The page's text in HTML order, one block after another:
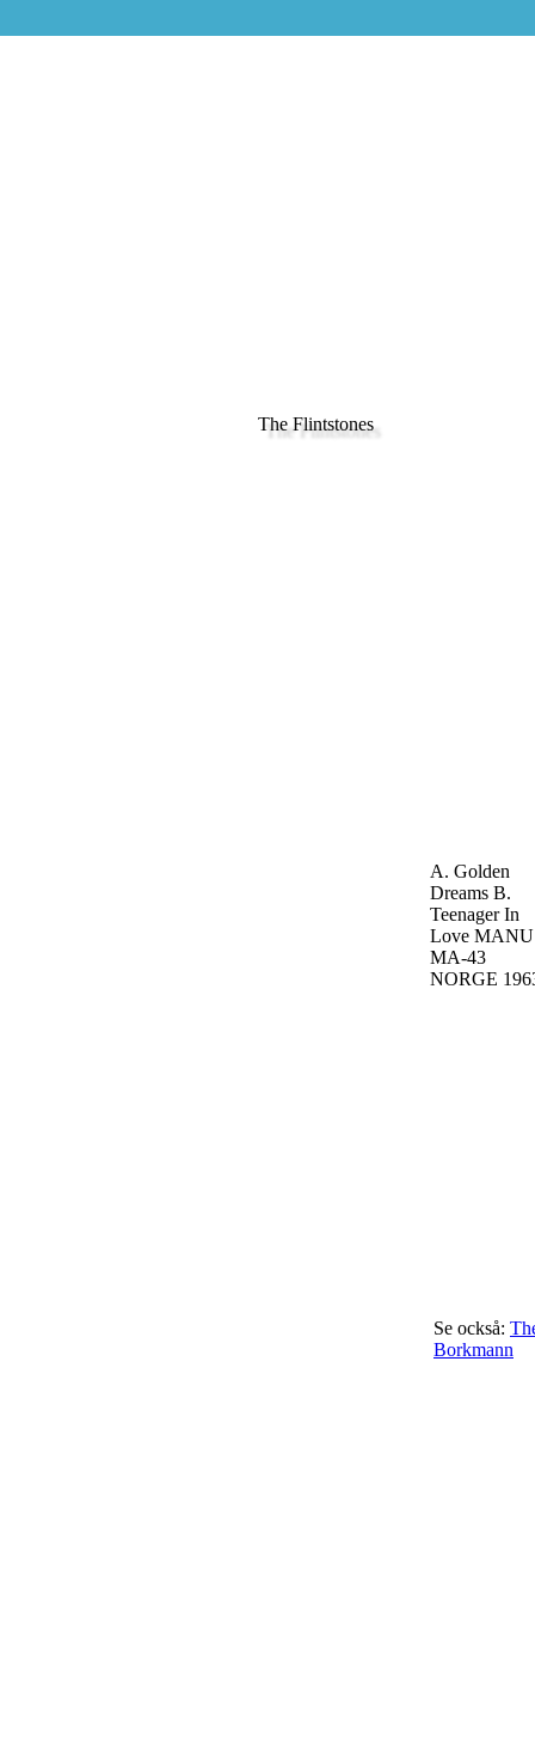
The Flintstones
A. Golden
Dreams B.
Teenager In
Love MANU
MA-43
NORGE
Se också:
Borkmann